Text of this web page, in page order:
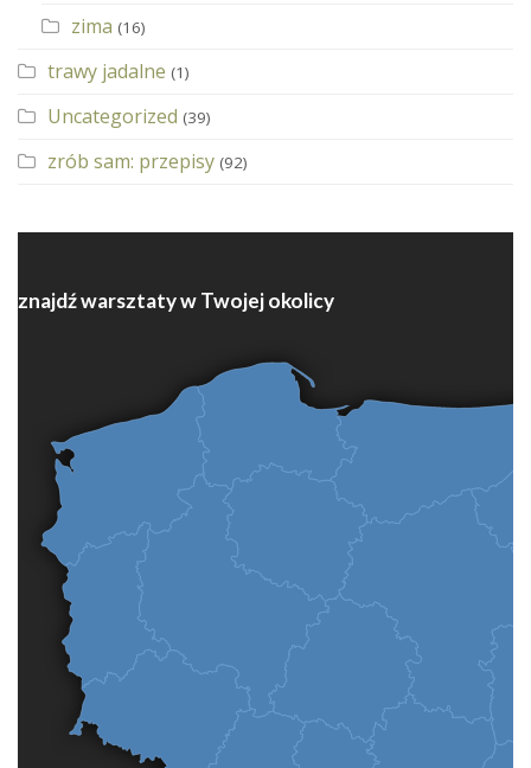
zima (16)
trawy jadalne (1)
Uncategorized (39)
zrób sam: przepisy (92)
znajdź warsztaty w Twojej okolicy